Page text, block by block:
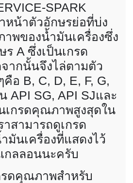
SPARK
หน้าตัวอักษรย่อที่บ่ง
พของน้ำมันเครื่องซึ่ง
ร A ซึ่งเป็นเกรด
ากนั้นจึงไล่ตามตัว
คือ B, C, D, E, F, G,
API SG, API SJและ
เกรดคุณภาพสูงสุดใน
สามารถดูเกรด
นเครื่องที่แสดงไว้
กลลอนนะครับ
ดคุณภาพสำหรับ